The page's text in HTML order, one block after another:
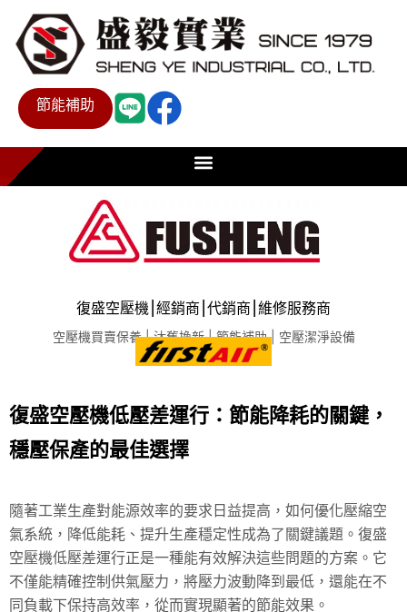
節能補助
復盛空壓機⎮經銷商⎮代銷商⎮維修服務商
空壓機買賣保養 | 汰舊換新 | 節能補助 | 空壓潔淨設備
復盛空壓機低壓差運行：節能降耗的關鍵，
穩壓保產的最佳選擇
隨著工業生產對能源效率的要求日益提高，如何優化壓縮空
氣系統，降低能耗、提升生產穩定性成為了關鍵議題。復盛
空壓機低壓差運行正是一種能有效解決這些問題的方案。它
不僅能精確控制供氣壓力，將壓力波動降到最低，還能在不
同負載下保持高效率，從而實現顯著的節能效果。